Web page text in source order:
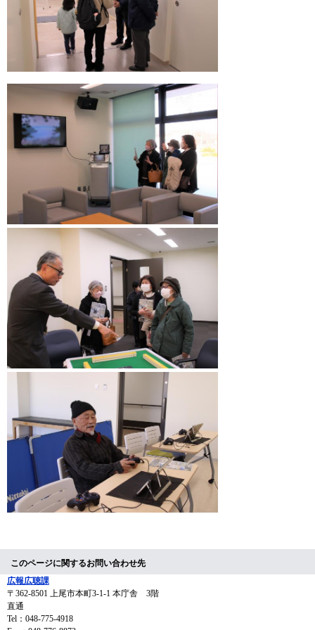
このページに関するお問い合わせ先
広報広聴課
〒362-8501
上尾市本町3-1-1 本庁舎 3階
直通
Tel：048-775-4918